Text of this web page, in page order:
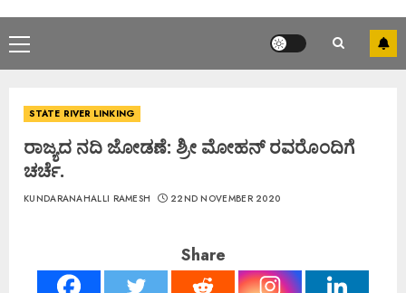
STATE RIVER LINKING
ರಾಜ್ಯದ ನದಿ ಜೋಡಣೆ: ಶ್ರೀ ಮೋಹನ್ ರವರೊಂದಿಗೆ
ಚರ್ಚೆ.
KUNDARANAHALLI RAMESH 22ND NOVEMBER 2020
Share